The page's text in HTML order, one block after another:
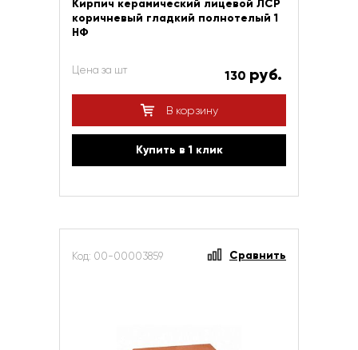
Кирпич керамический лицевой ЛСР
коричневый гладкий полнотелый 1
НФ
Цена за шт 130 руб.
В корзину
Купить в 1 клик
Код: 00-00003859 Сравнить